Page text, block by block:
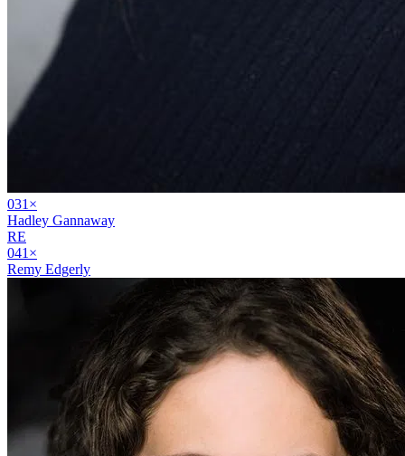
031 ×
Hadley Gannaway
RE
041 ×
Remy Edgerly